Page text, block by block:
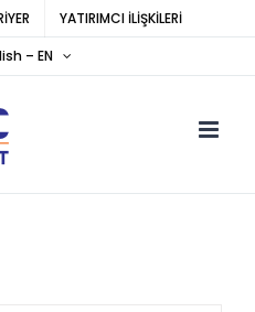
YATIRIMCI İLİŞKİLERİ
– EN